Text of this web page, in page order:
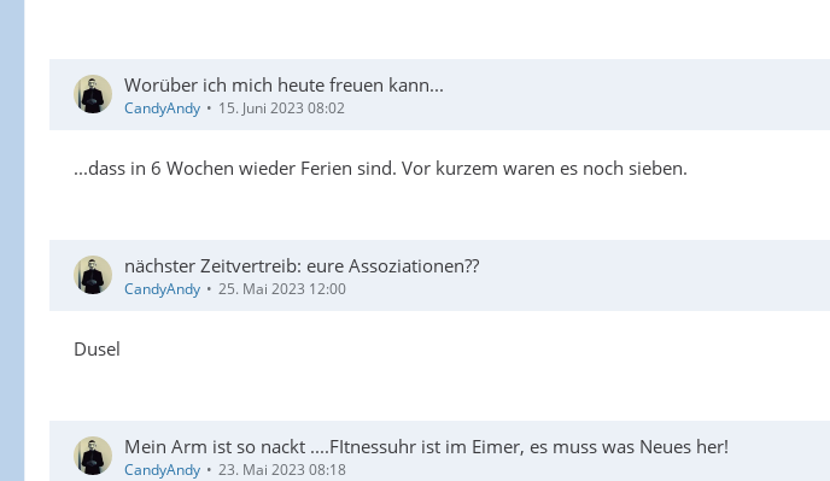
Worüber ich mich heute freuen kann...
CandyAndy 15. Juni 2023 08:02
...dass in 6 Wochen wieder Ferien sind. Vor kurzem waren es noch sieben.
nächster Zeitvertreib: eure Assoziationen??
CandyAndy 25. Mai 2023 12:00
Dusel
Mein Arm ist so nackt ....FItnessuhr ist im Eimer, es muss was Neues her!
CandyAndy 23. Mai 2023 08:18